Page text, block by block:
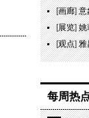
[画廊]意
[展览]姚
[观点]雅昌
每周热